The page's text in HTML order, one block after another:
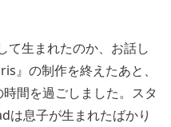
て生まれたのか、お話し
』の制作を終えたあと、
間を過ごしました。スタ
は息子が生まれたばかり